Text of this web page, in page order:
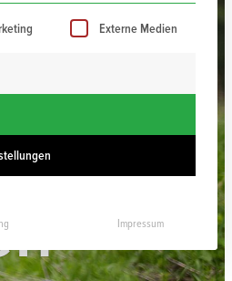
für die eine Einwilligung
Externe Medien
Impressum